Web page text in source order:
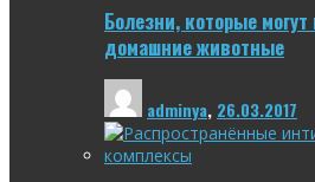
Болезни, которые
домашние животные
adminya, 26.03.2017